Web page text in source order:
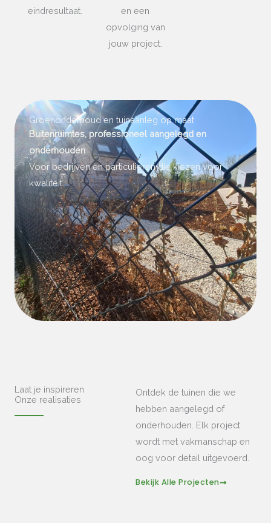
eindresultaat.
en een
opvolging van
jouw project.
Groenonderhoud en tuinaanleg op maat
Buitenruimtes, professioneel aangelegd en
onderhouden
Voor bedrijven en particulieren die kiezen voor
kwaliteit
Laat je inspireren
Onze realisaties
Ontdek de tuinen die we
hebben aangelegd of
onderhouden. Elk project
wordt met vakmanschap en
oog voor detail uitgevoerd.
Bekijk Alle Projecten